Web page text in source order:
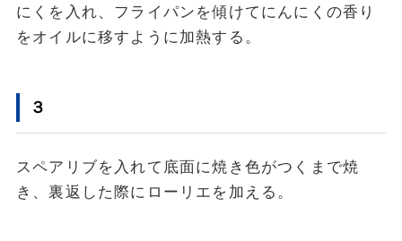
にくを入れ、フライパンを傾けてにんにくの香り
をオイルに移すように加熱する。
３
スペアリブを入れて底面に焼き色がつくまで焼
き、裏返した際にローリエを加える。